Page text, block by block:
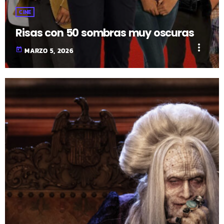
CINE
Risas con 50 sombras muy oscuras
today MARZO 5, 2026 more_vert
fast_forward 00:00:00 - Inicio